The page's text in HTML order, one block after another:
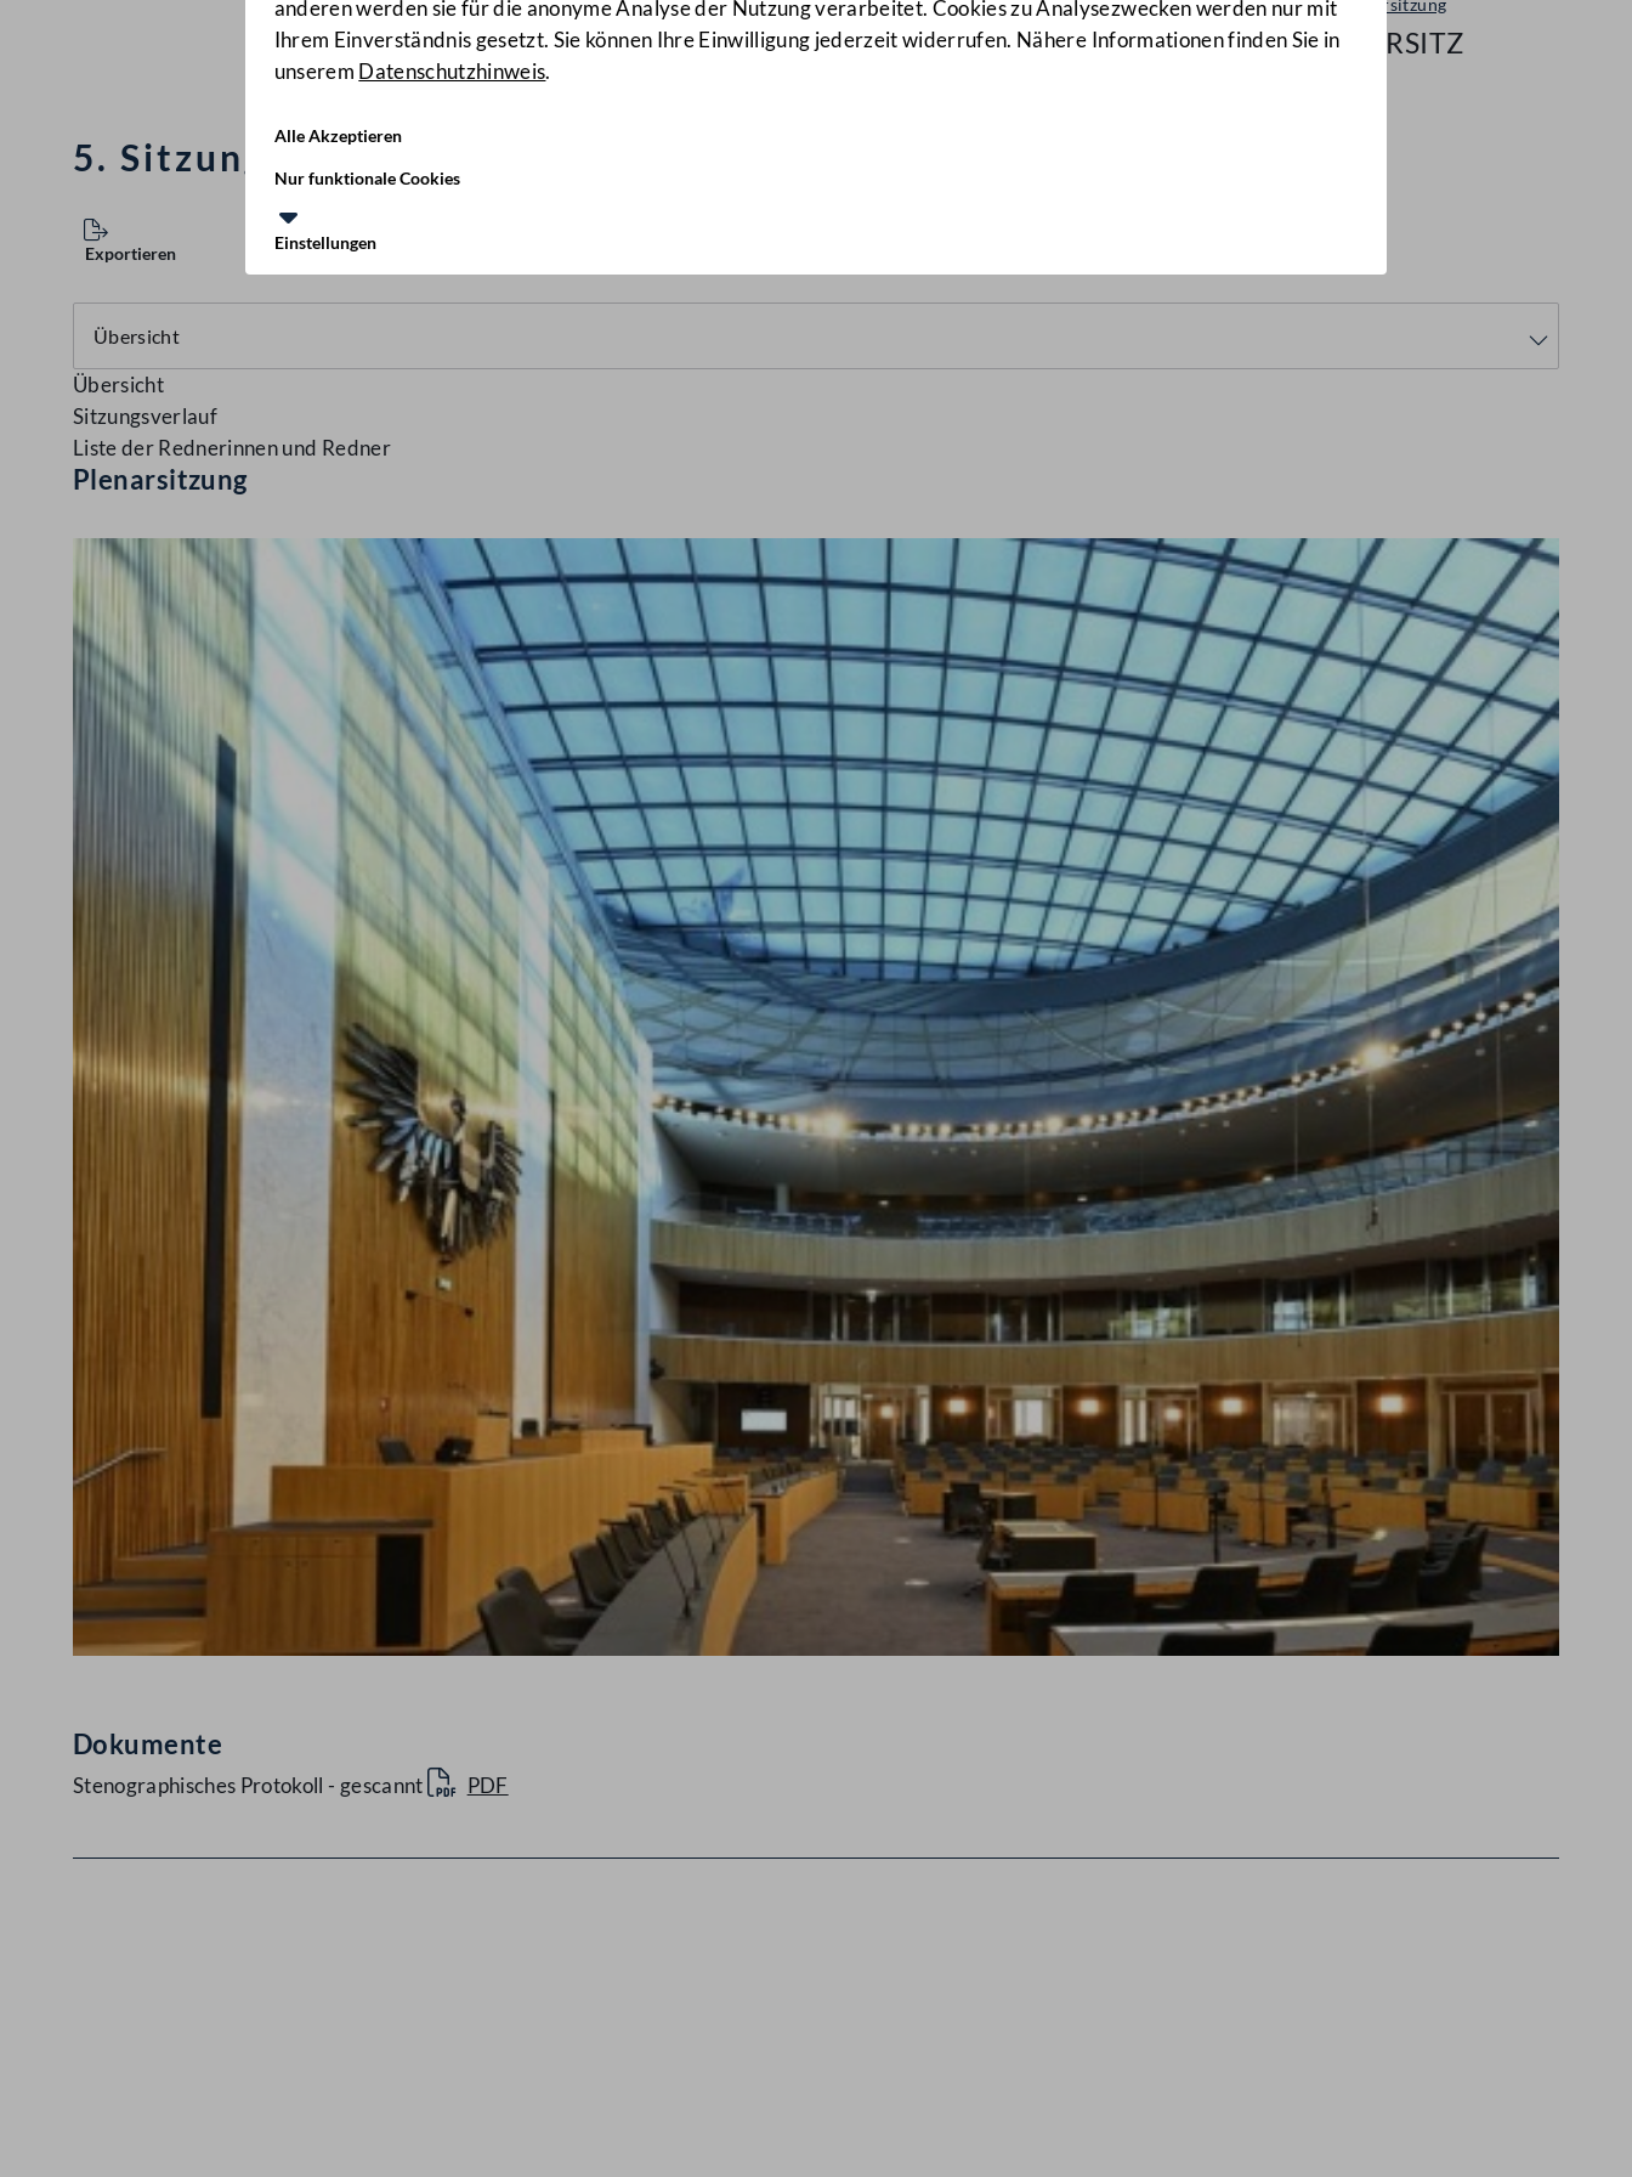
anderen werden sie für die anonyme Analyse der Nutzung verarbeitet. Cookies zu Analysezwecken werden nur mit
Ihrem Einverständnis gesetzt. Sie können Ihre Einwilligung jederzeit widerrufen. Nähere Informationen finden Sie in
unserem Datenschutzhinweis.
Alle Akzeptieren
Nur funktionale Cookies
Einstellungen
Plenarsitzung
5/NRSITZ
5. Sitzung des Nationalrats vom 3. Juli 1979
Exportieren
Übersicht
Sitzungsverlauf
Liste der Rednerinnen und Redner
Plenarsitzung
Dokumente
Stenographisches Protokoll - gescannt PDF